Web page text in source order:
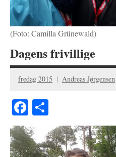
(Foto: Camilla Grünewald)
Dagens frivillige
fredag 2015 Andreas Jørgensen
Facebook